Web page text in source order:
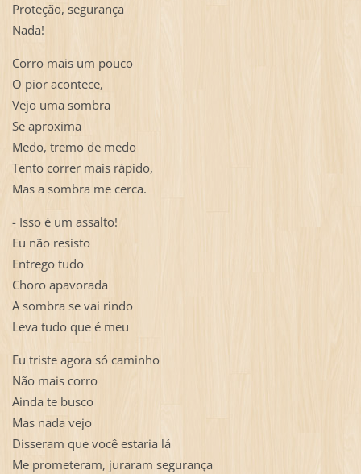
Proteção, segurança
Nada!
Corro mais um pouco
O pior acontece,
Vejo uma sombra
Se aproxima
Medo, tremo de medo
Tento correr mais rápido,
Mas a sombra me cerca.
- Isso é um assalto!
Eu não resisto
Entrego tudo
Choro apavorada
A sombra se vai rindo
Leva tudo que é meu
Eu triste agora só caminho
Não mais corro
Ainda te busco
Mas nada vejo
Disseram que você estaria lá
Me prometeram, juraram segurança